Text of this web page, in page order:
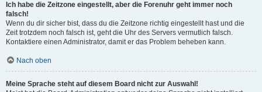
Ich habe die Zeitzone eingestellt, aber die Forenuhr geht immer noch
falsch!
Wenn du dir sicher bist, dass du die Zeitzone richtig eingestellt hast und die
Zeit trotzdem noch falsch ist, geht die Uhr des Servers vermutlich falsch.
Kontaktiere einen Administrator, damit er das Problem beheben kann.
Nach oben
Meine Sprache steht auf diesem Board nicht zur Auswahl!